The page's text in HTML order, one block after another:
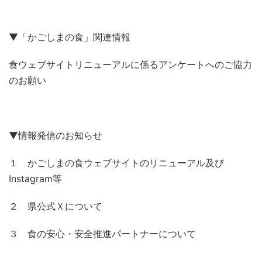
▼「かごしまの食」関連情報
食ウェブサイトリニューアルに係るアンケートへのご協力
のお願い
▼情報発信のお知らせ
１ かごしまの食ウェブサイトのリニューアル及び
Instagram等
２ 県公式Ｘについて
３ 食の安心・安全推進パートナーについて